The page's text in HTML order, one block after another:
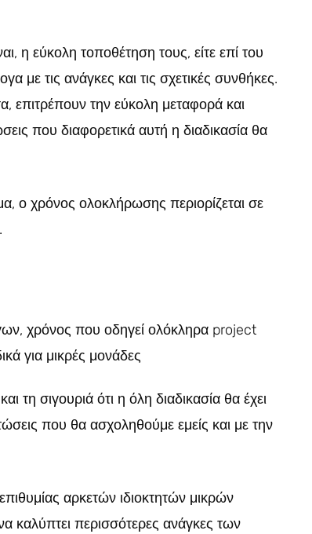
η εύκολη τοποθέτηση τους, είτε επί του
με τις ανάγκες και τις σχετικές συνθήκες.
επιτρέπουν την εύκολη μεταφορά και
που διαφορετικά αυτή η διαδικασία θα
ο χρόνος ολοκλήρωσης περιορίζεται σε
χρόνος που οδηγεί ολόκληρα project
για μικρές μονάδες
τη σιγουριά ότι η όλη διαδικασία θα έχει
που θα ασχοληθούμε εμείς και με την
αρκετών ιδιοκτητών μικρών
καλύπτει περισσότερες ανάγκες των